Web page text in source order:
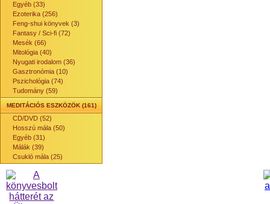
Egyéb (33)
Ezoterika (256)
Feng-shui könyvek (3)
Fantasy / Sci-fi (72)
Mesék (66)
Mitológia (40)
Nyugati irodalom (36)
Gasztronómia (10)
Pszichológia (74)
Tudomány (59)
MEDITÁCIÓS ESZKÖZÖK (161)
CD/DVD (52)
Hosszú mála (50)
Egyéb (31)
Málák (39)
Csukló mála (25)